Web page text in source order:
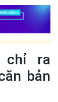
chỉ ra
bản